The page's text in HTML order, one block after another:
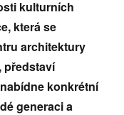
kulturních
která se
architektury
představí
konkrétní
égeneraci a